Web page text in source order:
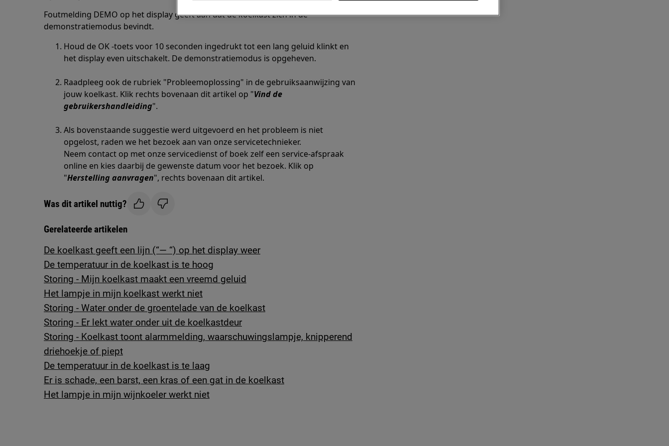
Foutmelding DEMO op het display geeft aan dat de koelkast zich in de
demonstratiemodus bevindt.
Houd de OK -toets voor 10 seconden ingedrukt tot een lang geluid klinkt en
het display even uitschakelt. De demonstratiemodus is opgeheven.
Raadpleeg ook de rubriek "Probleemoplossing" in de gebruiksaanwijzing van
jouw koelkast. Klik rechts bovenaan dit artikel op "Vind de
gebruikershandleiding".
Als bovenstaande suggestie werd uitgevoerd en het probleem is niet
opgelost, raden we het bezoek aan van onze servicetechnieker.
Neem contact op met onze servicedienst of boek zelf een service-afspraak
online en kies daarbij de gewenste datum voor het bezoek. Klik op
"Herstelling aanvragen", rechts bovenaan dit artikel.
Was dit artikel nuttig?
Gerelateerde artikelen
De koelkast geeft een lijn (“— “) op het display weer
De temperatuur in de koelkast is te hoog
Storing - Mijn koelkast maakt een vreemd geluid
Het lampje in mijn koelkast werkt niet
Storing - Water onder de groentelade van de koelkast
Storing - Er lekt water onder uit de koelkastdeur
Storing - Koelkast toont alarmmelding, waarschuwingslampje, knipperend
driehoekje of piept
De temperatuur in de koelkast is te laag
Er is schade, een barst, een kras of een gat in de koelkast
Het lampje in mijn wijnkoeler werkt niet